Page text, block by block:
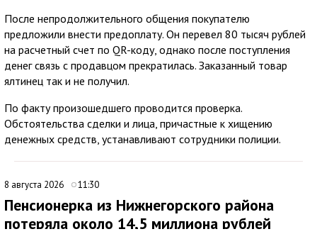
После непродолжительного общения покупателю
предложили внести предоплату. Он перевел 80 тысяч рублей
на расчетный счет по QR-коду, однако после поступления
денег связь с продавцом прекратилась. Заказанный товар
ялтинец так и не получил.
По факту произошедшего проводится проверка.
Обстоятельства сделки и лица, причастные к хищению
денежных средств, устанавливают сотрудники полиции.
8 августа 2026 11:30
Пенсионерка из Нижнегорского района
потеряла около 14,5 миллиона рублей